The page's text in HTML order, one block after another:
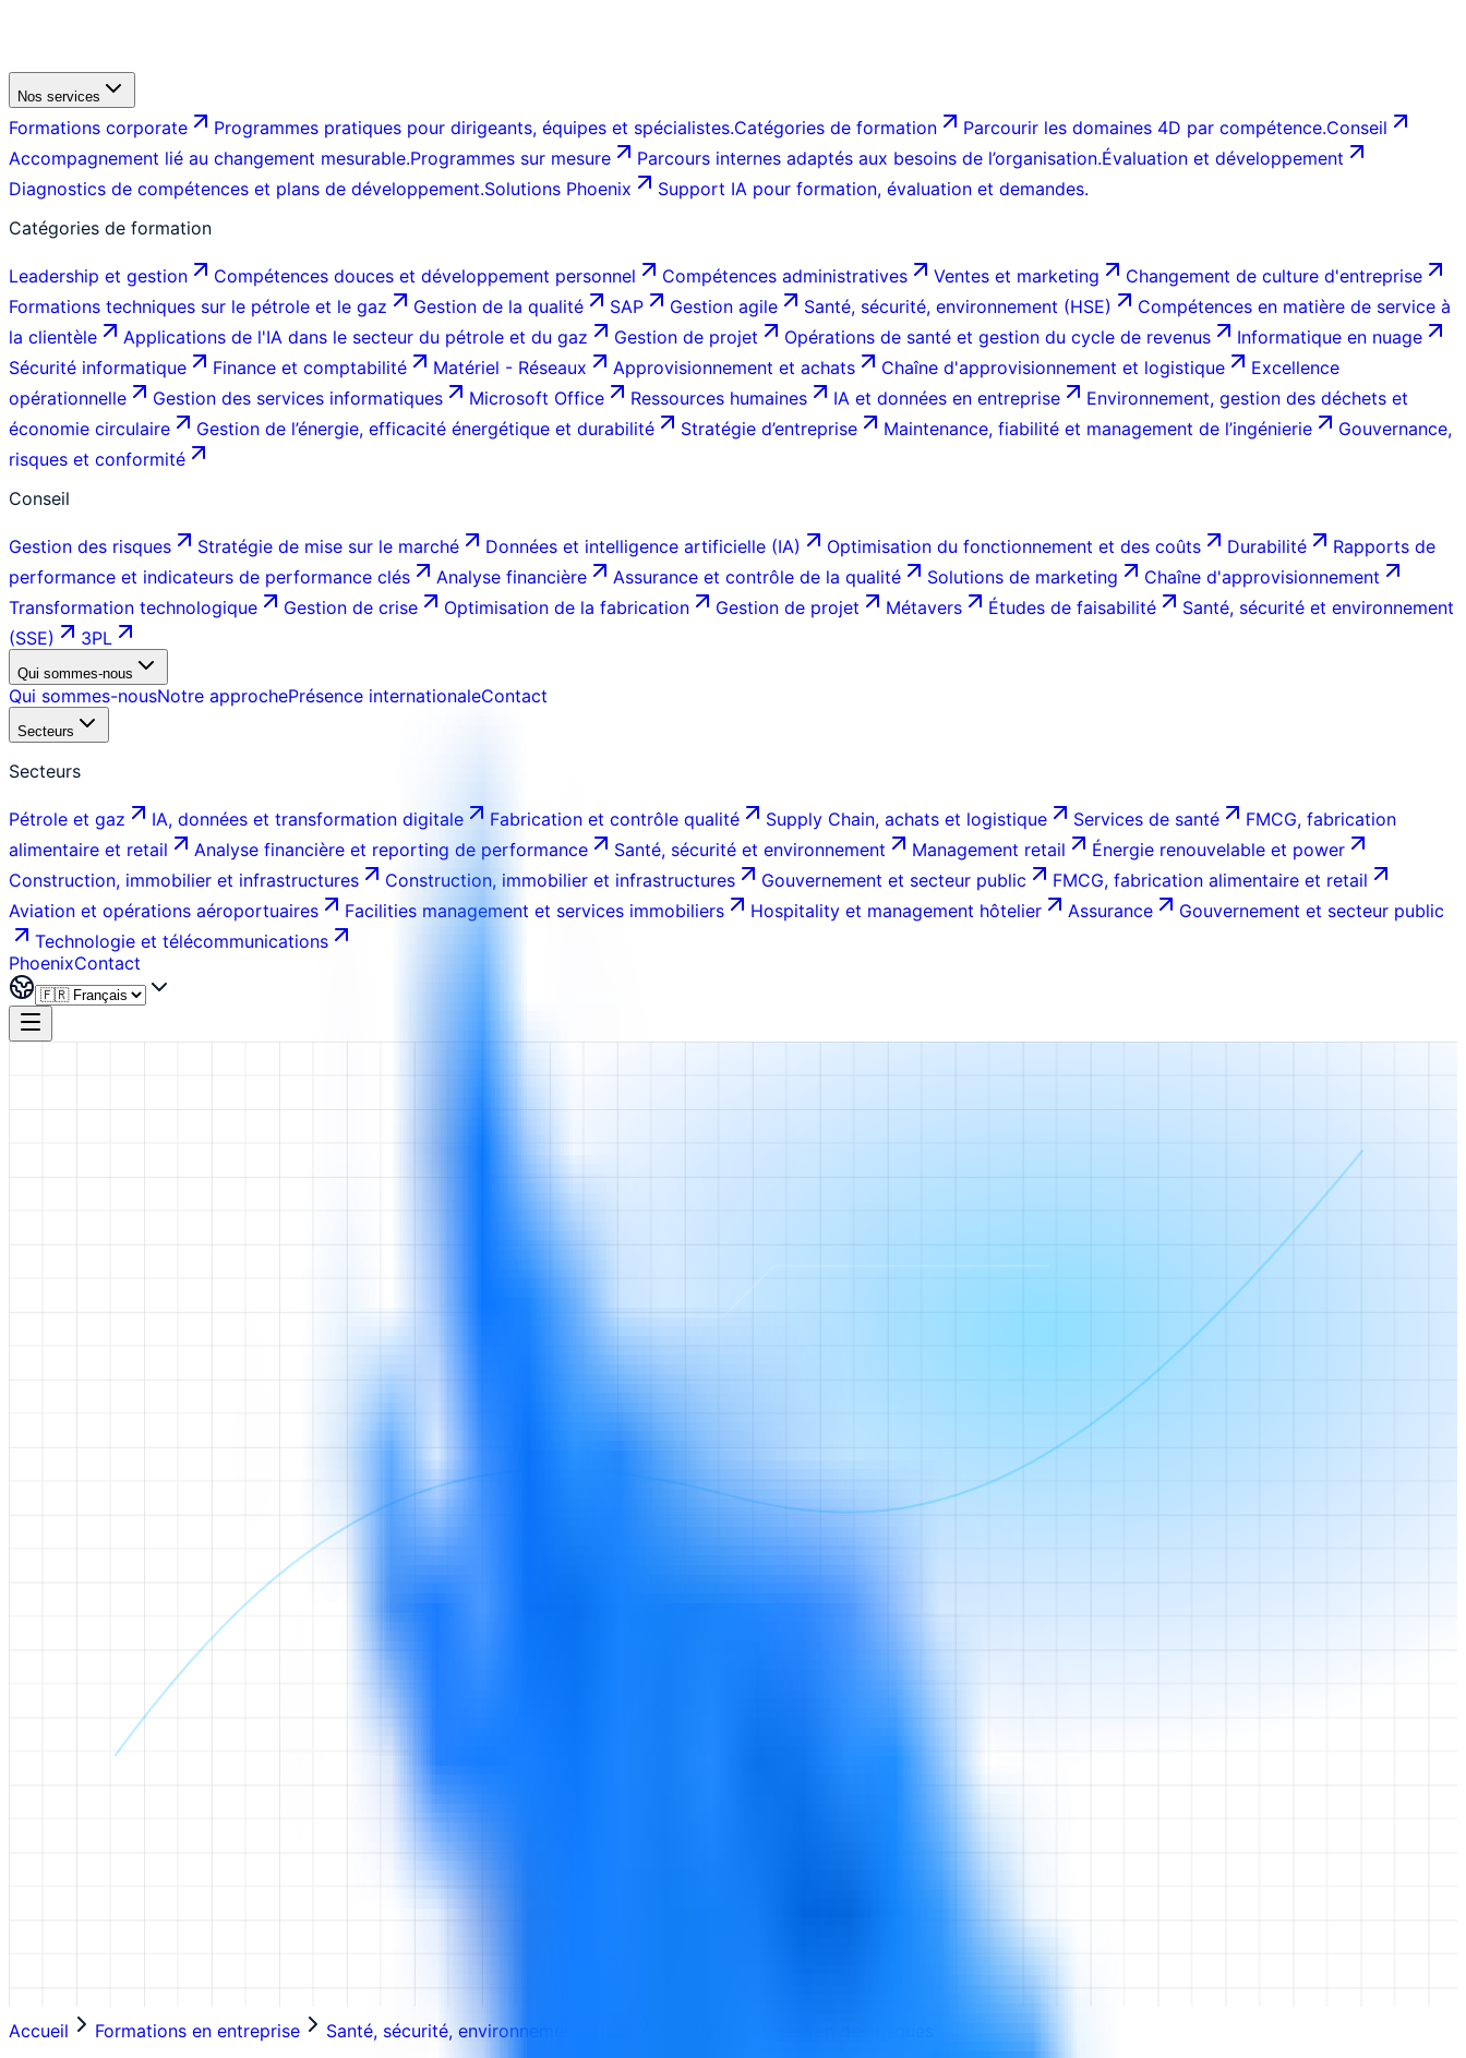
Nos services
Formations corporate Programmes pratiques pour dirigeants, équipes et spécialistes.Catégories de formation Parcourir les domaines 4D par compétence.Conseil
Accompagnement lié au changement mesurable.Programmes sur mesure Parcours internes adaptés aux besoins de l’organisation.Évaluation et développement
Diagnostics de compétences et plans de développement.Solutions Phoenix
Support IA pour formation, évaluation et demandes.
Catégories de formation
Leadership et gestion Compétences douces et développement personnel Compétences administratives Ventes et marketing
Changement de culture d'entreprise
Formations techniques sur le pétrole et le gaz
Gestion de la qualité SAP Gestion agile Santé, sécurité, environnement (HSE)
Compétences en matière de service à
la clientèle
Applications de l'IA dans le secteur du pétrole et du gaz Gestion de projet Opérations de santé et gestion du cycle de revenus
Informatique en nuage
Sécurité informatique
Finance et comptabilité Matériel - Réseaux Approvisionnement et achats Chaîne d'approvisionnement et logistique
Excellence
opérationnelle
Gestion des services informatiques Microsoft Office Ressources humaines IA et données en entreprise
Environnement, gestion des déchets et
économie circulaire
Gestion de l’énergie, efficacité énergétique et durabilité Stratégie d’entreprise Maintenance, fiabilité et management de l’ingénierie
Gouvernance,
risques et conformité
Conseil
Gestion des risques Stratégie de mise sur le marché Données et intelligence artificielle (IA) Optimisation du fonctionnement et des coûts Durabilité
Rapports de
performance et indicateurs de performance clés
Analyse financière Assurance et contrôle de la qualité Solutions de marketing
Chaîne d'approvisionnement
Transformation technologique
Gestion de crise Optimisation de la fabrication Gestion de projet Métavers Études de faisabilité
Santé, sécurité et environnement
(SSE)
3PL
Qui sommes-nous
Qui sommes-nousNotre approchePrésence internationaleContact
Secteurs
Secteurs
Pétrole et gaz IA, données et transformation digitale Fabrication et contrôle qualité Supply Chain, achats et logistique Services de santé
FMCG, fabrication
alimentaire et retail
Analyse financière et reporting de performance Santé, sécurité et environnement Management retail
Énergie renouvelable et power
Construction, immobilier et infrastructures
Construction, immobilier et infrastructures Gouvernement et secteur public
FMCG, fabrication alimentaire et retail
Aviation et opérations aéroportuaires
Facilities management et services immobiliers Hospitality et management hôtelier Assurance
Gouvernement et secteur public
Technologie et télécommunications
PhoenixContact
Accueil Formations en entreprise Santé, sécurité, environnement (HSE)